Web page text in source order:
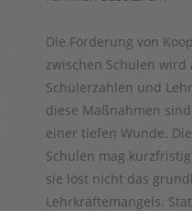
Die Förderung von
zwischen Schulen
Schülerzahlen und
diese Maßnahmen
einer tiefen Wunde.
Schulen mag
sie löst nicht das
Lehrkräftemangels.